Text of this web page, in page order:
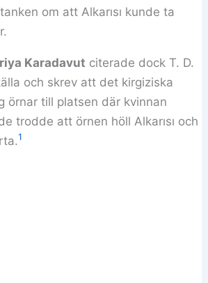
om att Alkarısı kunde ta
Karadavut citerade dock T. D.
och skrev att det kirgiziska
örnar till platsen där kvinnan
trodde att örnen höll Alkarısı och
1